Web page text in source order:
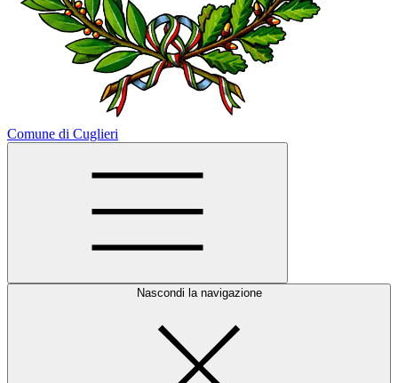
Comune di Cuglieri
Nascondi la navigazione